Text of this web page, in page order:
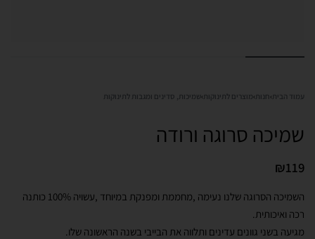
עמוד הבית › חנות ›מוצרים לתינוקות ›שמיכות, סדינים ומגבות לתינוקות
שמיכה סרוגה ורודה
₪119
השמיכה הסרוגה שלנו נעימה ,מחממת ומפנקת במיוחד ,עשויה 100% כותנה
רכה ואיכותית.
מגיעה בשני גוונים עדינים ותלווה את הבייבי בשנה הראשונה שלו.